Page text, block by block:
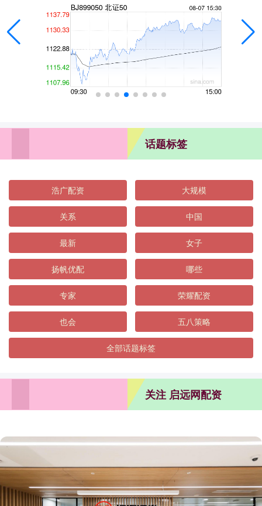
话题标签
浩广配资 大规模
关系 中国
最新 女子
扬帆优配 哪些
专家 荣耀配资
也会 五八策略
全部话题标签
关注 启远网配资